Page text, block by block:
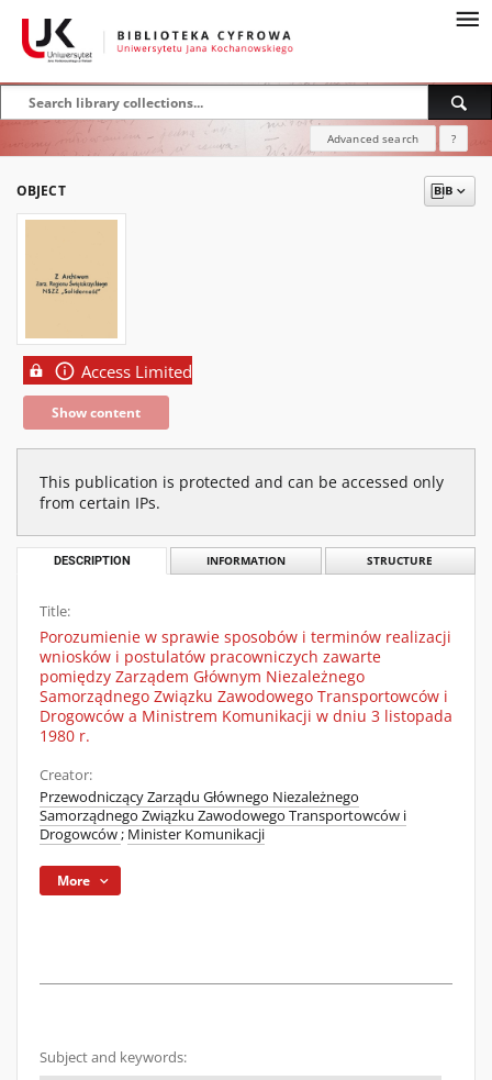
Advanced search ?
OBJECT
Access Limited
Show content
This publication is protected and can be accessed only
from certain IPs.
DESCRIPTION INFORMATION STRUCTURE
Title:
Porozumienie w sprawie sposobów i terminów realizacji
wniosków i postulatów pracowniczych zawarte
pomiędzy Zarządem Głównym Niezależnego
Samorządnego Związku Zawodowego Transportowców i
Drogowców a Ministrem Komunikacji w dniu 3 listopada
1980 r.
Creator:
Przewodniczący Zarządu Głównego Niezależnego
Samorządnego Związku Zawodowego Transportowców i
Drogowców; Minister Komunikacji
More
Subject and keywords: